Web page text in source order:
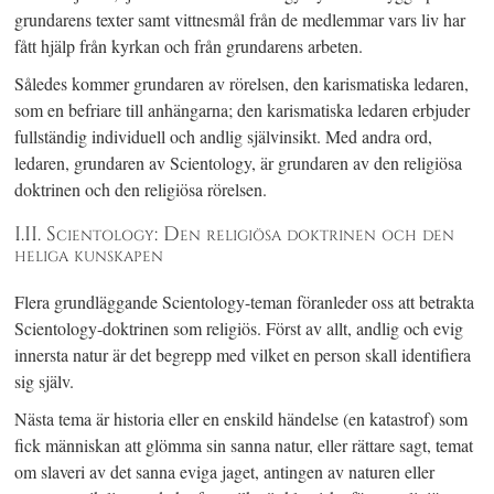
grundarens texter samt vittnesmål från de medlemmar vars liv har
fått hjälp från kyrkan och från grundarens arbeten.
Således kommer grundaren av rörelsen, den karismatiska ledaren,
som en befriare till anhängarna; den karismatiska ledaren erbjuder
fullständig individuell och andlig självinsikt. Med andra ord,
ledaren, grundaren av Scientology, är grundaren av den religiösa
doktrinen och den religiösa rörelsen.
I.II. Scientology: Den religiösa doktrinen och den
heliga kunskapen
Flera grundläggande Scientology-teman föranleder oss att betrakta
Scientology-doktrinen som religiös. Först av allt, andlig och evig
innersta natur är det begrepp med vilket en person skall identifiera
sig själv.
Nästa tema är historia eller en enskild händelse (en katastrof) som
fick människan att glömma sin sanna natur, eller rättare sagt, temat
om slaveri av det sanna eviga jaget, antingen av naturen eller